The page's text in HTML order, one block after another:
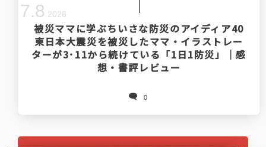
被災ママに学ぶちいさな防災のアイディア40
東日本大震災を被災したママ・イラストレー
ターが3･11から続けている「1日1防災」｜感
想・書評レビュー
0
7.8 2026